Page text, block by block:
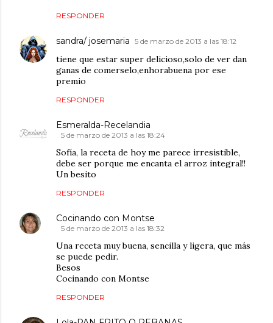
RESPONDER
sandra/ josemaria 5 de marzo de 2013 a las 18:12
tiene que estar super delicioso,solo de ver dan
ganas de comerselo,enhorabuena por ese
premio
RESPONDER
Esmeralda-Recelandia
5 de marzo de 2013 a las 18:24
Sofía, la receta de hoy me parece irresistible,
debe ser porque me encanta el arroz integral!!
Un besito
RESPONDER
Cocinando con Montse
5 de marzo de 2013 a las 18:32
Una receta muy buena, sencilla y ligera, que más
se puede pedir.
Besos
Cocinando con Montse
RESPONDER